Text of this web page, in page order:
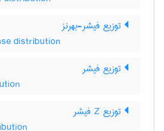
توزیع فیشر-بهرنز
distribution
توزیع فیشر
توزیع Z فیشر